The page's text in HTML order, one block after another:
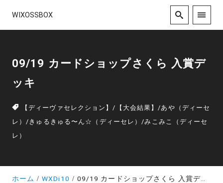
WIXOSSBOX
09/19 カードショップさくら 入賞デ
ッキ
【ディーヴァセレクション】/ 【大会結果】/あや（ディーセ
レ）/ きゅるきゅる〜ん☆（ディーセレ）/みこみこ（ディーセ
レ）
ホーム WXDi10 09/19 カードショップさくら 入賞デッキ